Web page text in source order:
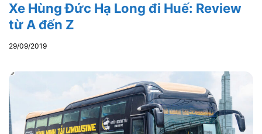
Xe Hùng Đức Hạ Long đi Huế: Review
từ A đến Z
29/09/2019